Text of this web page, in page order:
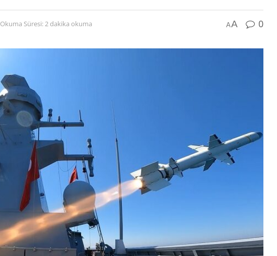
Okuma Süresi: 2 dakika okuma AA 0